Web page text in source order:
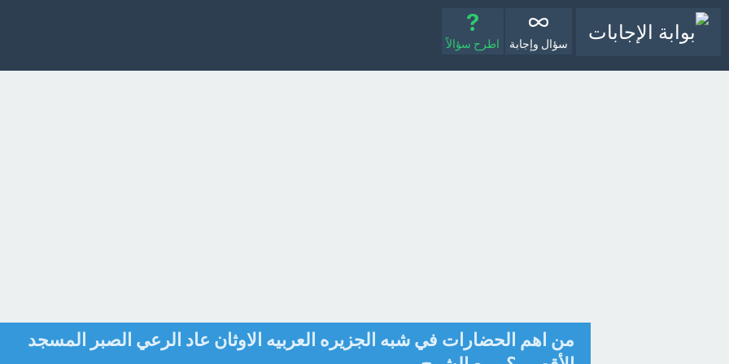
سؤال وإجابة اطرح سؤالاً
من اهم الحضارات في شبه الجزيره العربيه الاوثان عاد الرعي الصبر المسجد